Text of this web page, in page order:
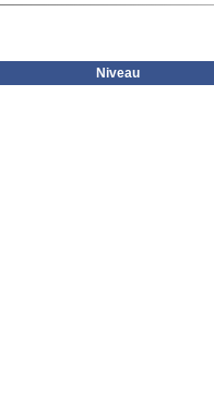
Niveau